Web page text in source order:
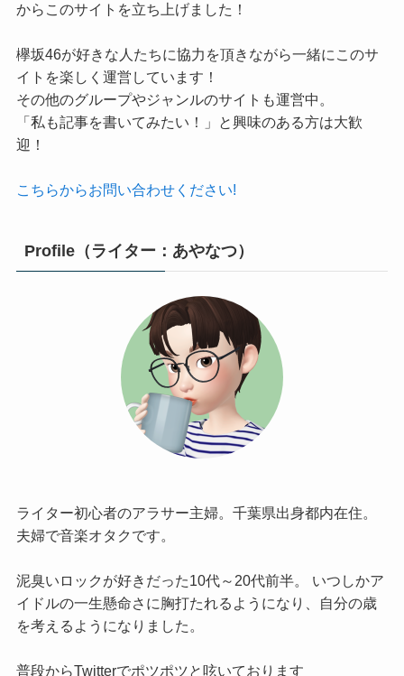
からこのサイトを立ち上げました！
欅坂46が好きな人たちに協力を頂きながら一緒にこのサ
イトを楽しく運営しています！
その他のグループやジャンルのサイトも運営中。
「私も記事を書いてみたい！」と興味のある方は大歓
迎！
こちらからお問い合わせください!
Profile（ライター：あやなつ）
ライター初心者のアラサー主婦。千葉県出身都内在住。
夫婦で音楽オタクです。
泥臭いロックが好きだった10代～20代前半。 いつしかア
イドルの一生懸命さに胸打たれるようになり、自分の歳
を考えるようになりました。
普段からTwitterでポツポツと呟いております